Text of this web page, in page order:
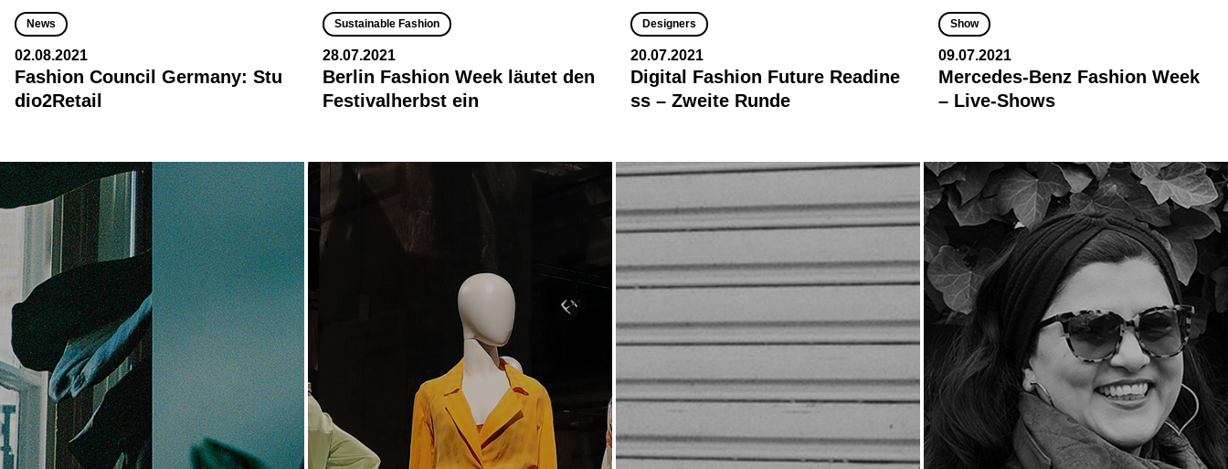
News
02.08.2021
Fashion Council Germany: Stu
dio2Retail
Sustainable Fashion
28.07.2021
Berlin Fashion Week läutet den
Festivalherbst ein
Designers
20.07.2021
Digital Fashion Future Readine
ss – Zweite Runde
Show
09.07.2021
Mercedes-Benz Fashion Week
– Live-Shows